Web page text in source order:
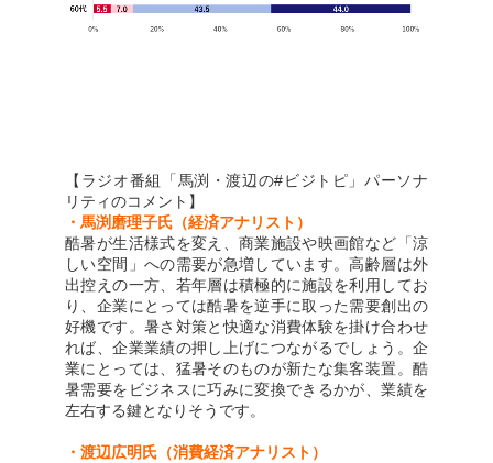
【ラジオ番組「馬渕・渡辺の#ビジトピ」パーソナ
リティのコメント】
・馬渕磨理子氏（経済アナリスト）
酷暑が生活様式を変え、商業施設や映画館など「涼
しい空間」への需要が急増しています。高齢層は外
出控えの一方、若年層は積極的に施設を利用してお
り、企業にとっては酷暑を逆手に取った需要創出の
好機です。暑さ対策と快適な消費体験を掛け合わせ
れば、企業業績の押し上げにつながるでしょう。企
業にとっては、猛暑そのものが新たな集客装置。酷
暑需要をビジネスに巧みに変換できるかが、業績を
左右する鍵となりそうです。
・渡辺広明氏（消費経済アナリスト）